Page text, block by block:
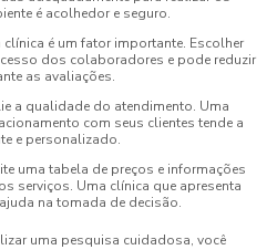
é acolhedor e seguro.
é um fator importante. Escolher
dos colaboradores e pode reduzir
as avaliações.
a qualidade do atendimento. Uma
com seus clientes tende a
e personalizado.
uma tabela de preços e informações
serviços. Uma clínica que apresenta
na tomada de decisão.
uma pesquisa cuidadosa, você